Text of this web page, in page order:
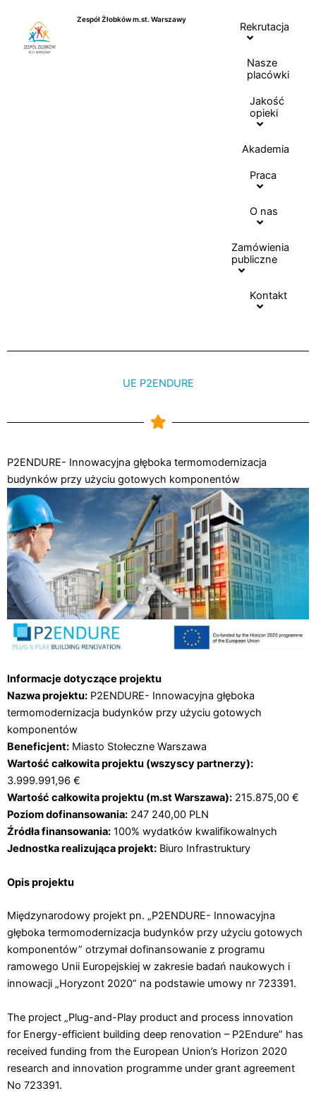
Zespół Żłobków m.st. Warszawy
Rekrutacja
Nasze
placówki
Jakość
opieki
Akademia
Praca
O nas
Zamówienia
publiczne
Kontakt
UE P2ENDURE
P2ENDURE- Innowacyjna głęboka termomodernizacja
budynków przy użyciu gotowych komponentów
Informacje dotyczące projektu
Nazwa projektu: P2ENDURE- Innowacyjna głęboka
termomodernizacja budynków przy użyciu gotowych
komponentów
Beneficjent: Miasto Stołeczne Warszawa
Wartość całkowita projektu (wszyscy partnerzy):
3.999.991,96 €
Wartość całkowita projektu (m.st Warszawa): 215.875,00 €
Poziom dofinansowania: 247 240,00 PLN
Źródła finansowania: 100% wydatków kwalifikowalnych
Jednostka realizująca projekt: Biuro Infrastruktury
Opis projektu
Międzynarodowy projekt pn. „P2ENDURE- Innowacyjna
głęboka termomodernizacja budynków przy użyciu gotowych
komponentów” otrzymał dofinansowanie z programu
ramowego Unii Europejskiej w zakresie badań naukowych i
innowacji „Horyzont 2020” na podstawie umowy nr 723391.
The project „Plug-and-Play product and process innovation
for Energy-efficient building deep renovation – P2Endure” has
received funding from the European Union’s Horizon 2020
research and innovation programme under grant agreement
No 723391.